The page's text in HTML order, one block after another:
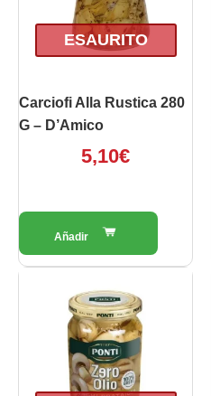
ESAURITO
Carciofi Alla Rustica 280
G – D’Amico
5,10€